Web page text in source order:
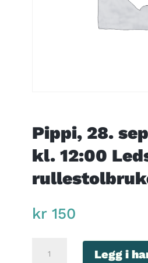
Pippi, 28.
kl. 12:00
kr150
Legg i